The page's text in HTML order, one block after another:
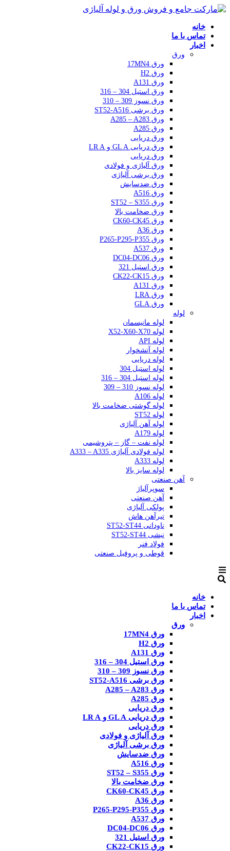
خانه
تماس با ما
اخبار
ورق
ورق 17MN4
ورق H2
ورق A131
ورق استیل 304 – 316
ورق نسوز 309 – 310
ورق برشی ST52-A516
ورق A285 – A283
ورق A285
ورق دریایی
ورق دریایی GL A و LR A
ورق دریایی
ورق آلیاژی و فولادی
ورق برشی آلیاژی
ورق ضدسایش
ورق A516
ورق ST52 – S355
ورق ضخامت بالا
ورق CK60-CK45
ورق A36
ورق P265-P295-P355
ورق A537
ورق DC04-DC06
ورق استیل 321
ورق CK22-CK15
ورق A131
ورق LRA
ورق GLA
لوله
لوله مانیسمان
لوله X52-X60-X70
لوله API
لوله آتشخوار
لوله دریایی
لوله استیل 304
لوله استیل 304 – 316
لوله نسوز 310 – 309
لوله A106
لوله گوشتی ضخامت بالا
لوله ST52
لوله آهن آلیاژی
لوله A179
لوله نفت – گاز – پتروشیمی
لوله فولادی آلیاژی A333 – A335
لوله A333
لوله سایز بالا
آهن صنعتی
سوپرآلیاژ
آهن صنعتی
پولکی آلیاژی
تیرآهن هاش
ناودانی ST52-ST44
نبشی ST52-ST44
فولاد فنر
قوطی و پروفیل صنعتی
خانه
تماس با ما
اخبار
ورق
ورق 17MN4
ورق H2
ورق A131
ورق استیل 304 – 316
ورق نسوز 309 – 310
ورق برشی ST52-A516
ورق A285 – A283
ورق A285
ورق دریایی
ورق دریایی GL A و LR A
ورق دریایی
ورق آلیاژی و فولادی
ورق برشی آلیاژی
ورق ضدسایش
ورق A516
ورق ST52 – S355
ورق ضخامت بالا
ورق CK60-CK45
ورق A36
ورق P265-P295-P355
ورق A537
ورق DC04-DC06
ورق استیل 321
ورق CK22-CK15